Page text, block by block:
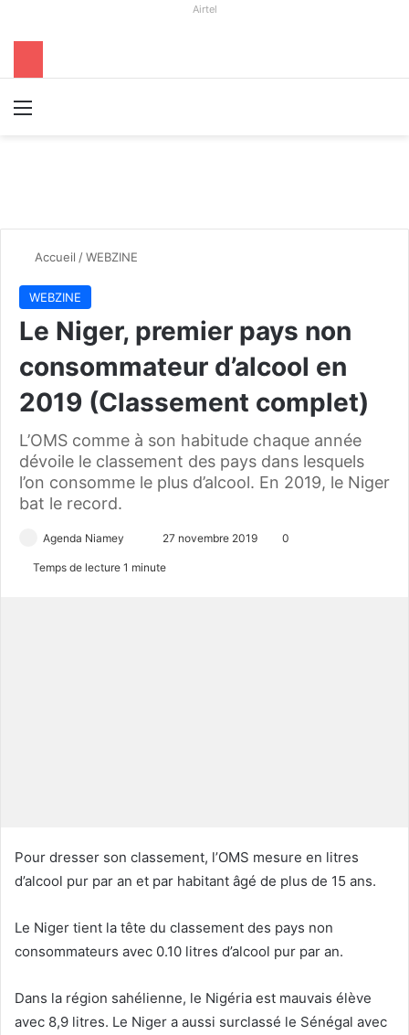
Airtel
Accueil /WEBZINE
WEBZINE
Le Niger, premier pays non
consommateur d’alcool en
2019 (Classement complet)
L’OMS comme à son habitude chaque année
dévoile le classement des pays dans lesquels
l’on consomme le plus d’alcool. En 2019, le Niger
bat le record.
Agenda Niamey
n
l
27 novembre 2019 0
Temps de lecture 1 minute
Pour dresser son classement, l’OMS mesure en litres
d’alcool pur par an et par habitant âgé de plus de 15 ans.
Le Niger tient la tête du classement des pays non
consommateurs avec 0.10 litres d’alcool pur par an.
Dans la région sahélienne, le Nigéria est mauvais élève
avec 8,9 litres. Le Niger a aussi surclassé le Sénégal avec